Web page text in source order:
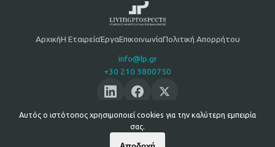
Αυτός ο ιστότοπος χρησιμοποιεί cookies για την καλύτερη εμπειρία
σας.
ΑρχικήΗ ΕταιρείαΈργαΕπικοινωνίαΠολιτική Απορρήτου
info@lp.gr
+30 210 3800750
© 2026 Living Prospects Ltd. Με επιφύλαξη παντός δικαιώματος. |
GEMI: 007341101000